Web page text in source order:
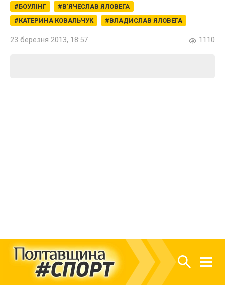
БОУЛІНГ
В’ЯЧЕСЛАВ ЯЛОВЕГА
КАТЕРИНА КОВАЛЬЧУК
ВЛАДИСЛАВ ЯЛОВЕГА
23 березня 2013, 18:57 1110